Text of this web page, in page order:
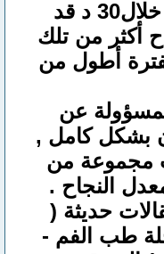
الأسنان المعاد زرعها خلال30 د قد
أكثر من تلك
أطول من
عن
بشكل كامل ,
مجموعة من
النجاح .
حديثة (
طب الفم -